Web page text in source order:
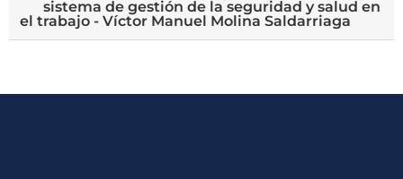
sistema de gestión de la seguridad y salud en
el trabajo - Víctor Manuel Molina Saldarriaga